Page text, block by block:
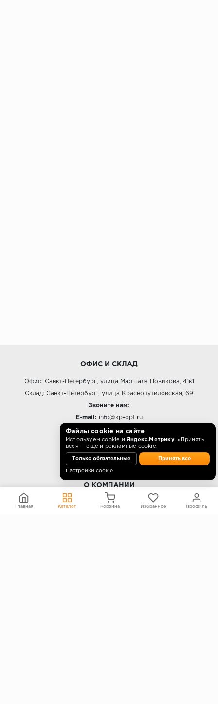
ОФИС И СКЛАД
Офис: Санкт-Петербург, улица Маршала Новикова, 41к1
Склад: Санкт-Петербург, улица Краснопутиловская, 69
Звоните нам:
E-mail: info@kp-opt.ru
Режим работы
10:00 - 18:00 пн-пт.
О КОМПАНИИ
Контакты
Файлы cookie на сайте
Используем cookie и Яндекс.Метрику. «Принять
все» — ещё и рекламные cookie.
Только обязательные Принять все
Настройки cookie
Главная Каталог Корзина Избранное Профиль